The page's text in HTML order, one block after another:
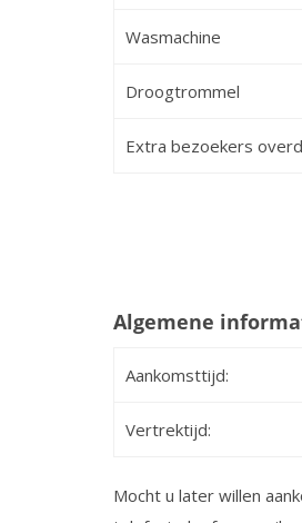
Wasmachine
Droogtrommel
Extra bezoekers
Algemene
Aankomsttijd:
Vertrektijd:
Mocht u later willen